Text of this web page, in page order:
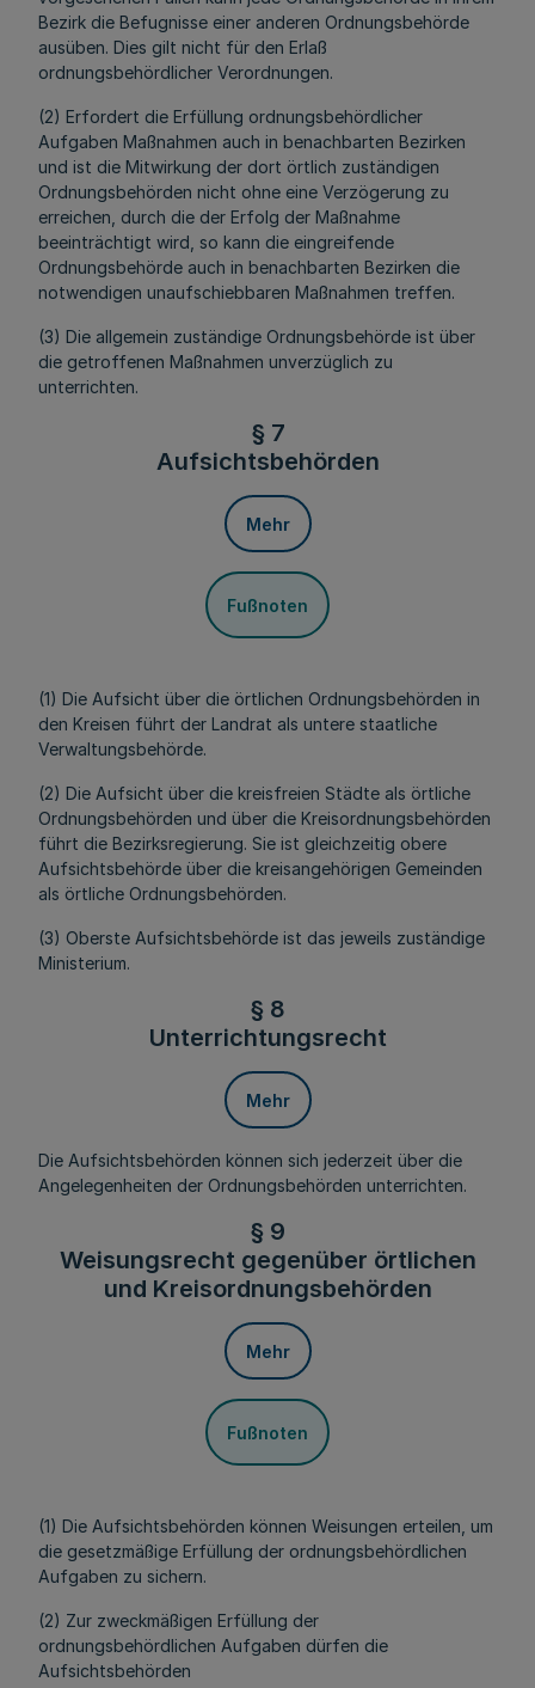
Bezirk die Befugnisse einer anderen Ordnungsbehörde
ausüben. Dies gilt nicht für den Erlaß
ordnungsbehördlicher Verordnungen.
(2) Erfordert die Erfüllung ordnungsbehördlicher
Aufgaben Maßnahmen auch in benachbarten Bezirken
und ist die Mitwirkung der dort örtlich zuständigen
Ordnungsbehörden nicht ohne eine Verzögerung zu
erreichen, durch die der Erfolg der Maßnahme
beeinträchtigt wird, so kann die eingreifende
Ordnungsbehörde auch in benachbarten Bezirken die
notwendigen unaufschiebbaren Maßnahmen treffen.
(3) Die allgemein zuständige Ordnungsbehörde ist über
die getroffenen Maßnahmen unverzüglich zu
unterrichten.
§ 7
Aufsichtsbehörden
Mehr
Fußnoten
(1) Die Aufsicht über die örtlichen Ordnungsbehörden in
den Kreisen führt der Landrat als untere staatliche
Verwaltungsbehörde.
(2) Die Aufsicht über die kreisfreien Städte als örtliche
Ordnungsbehörden und über die Kreisordnungsbehörden
führt die Bezirksregierung. Sie ist gleichzeitig obere
Aufsichtsbehörde über die kreisangehörigen Gemeinden
als örtliche Ordnungsbehörden.
(3) Oberste Aufsichtsbehörde ist das jeweils zuständige
Ministerium.
§ 8
Unterrichtungsrecht
Mehr
Die Aufsichtsbehörden können sich jederzeit über die
Angelegenheiten der Ordnungsbehörden unterrichten.
§ 9
Weisungsrecht gegenüber örtlichen
und Kreisordnungsbehörden
Mehr
Fußnoten
(1) Die Aufsichtsbehörden können Weisungen erteilen, um
die gesetzmäßige Erfüllung der ordnungsbehördlichen
Aufgaben zu sichern.
(2) Zur zweckmäßigen Erfüllung der
ordnungsbehördlichen Aufgaben dürfen die
Aufsichtsbehörden